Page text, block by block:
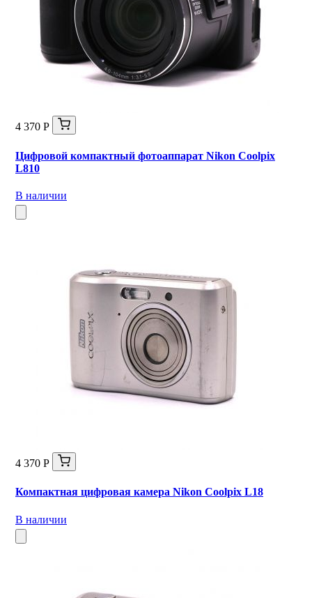
4 370 Р
Цифровой компактный фотоаппарат Nikon Coolpix
L810
В наличии
4 370 Р
Компактная цифровая камера Nikon Coolpix L18
В наличии